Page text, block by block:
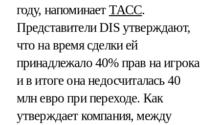
году, напоминает ТАСС.
Представители DIS утверждают,
что на время сделки ей
принадлежало 40% прав на игрока
и в итоге она недосчиталась 40
млн евро при переходе. Как
утверждает компания, между